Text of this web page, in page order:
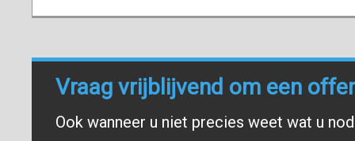
Vraag vrijblijvend om een
Ook wanneer u niet precies weet wat u